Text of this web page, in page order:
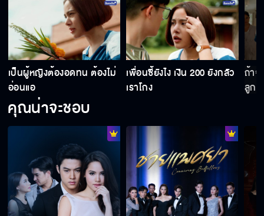
หนูก็เคยเป็นภาระของแม่ ตอนนี้ก็สลับกันบ้างไง
เตี่ยไม่เคยคิดจะเป็นพ่อของรสเลย
ชีวิตที่ผ่านมามันสอนฉันว่าไม่มีอะไรแน่นอน
เป็นผู้หญิงต้องอดทน ต้องไม่
อ่อนแอ
เพื่อนซี้ยังไง เงิน 200 ยังกลัว
เราโกง
ถ้าจ
ลูก
คุณน่าจะชอบ